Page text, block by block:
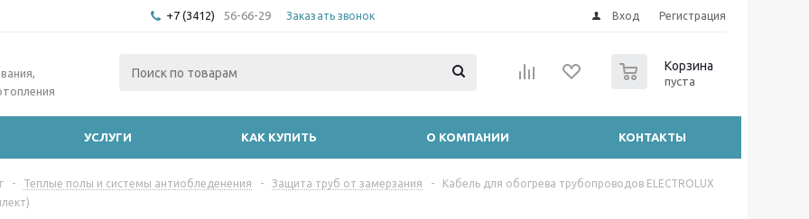
+7 (3412) 56-66-29 Заказать звонок Вход Регистрация
Корзина
пуста
УСЛУГИ КАК КУПИТЬ О КОМПАНИИ КОНТАКТЫ
- Теплые полы и системы антиобледенения - Защита труб от замерзания -
Кабель для обогрева трубопроводов ELECTROLUX